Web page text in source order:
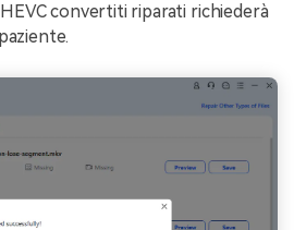
HEVC convertiti riparati richiederà